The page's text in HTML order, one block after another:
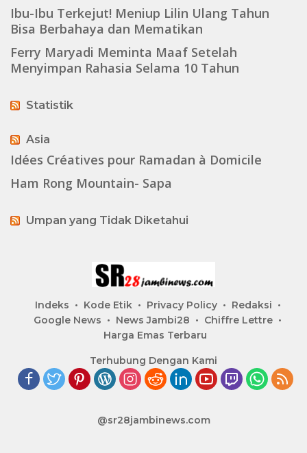
Ibu-Ibu Terkejut! Meniup Lilin Ulang Tahun
Bisa Berbahaya dan Mematikan
Ferry Maryadi Meminta Maaf Setelah
Menyimpan Rahasia Selama 10 Tahun
Statistik
Asia
Idées Créatives pour Ramadan à Domicile
Ham Rong Mountain- Sapa
Umpan yang Tidak Diketahui
Indeks Kode Etik Privacy Policy
Redaksi
Google News
News Jambi28
Chiffre Lettre
Harga Emas Terbaru
Terhubung Dengan Kami
@sr28jambinews.com